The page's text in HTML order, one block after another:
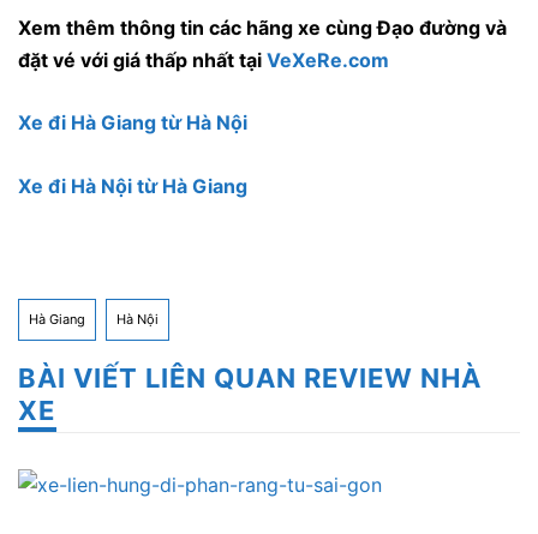
Xem thêm thông tin các hãng xe cùng Đạo đường và
đặt vé với giá thấp nhất tại VeXeRe.com
Xe đi Hà Giang từ Hà Nội
Xe đi Hà Nội từ Hà Giang
Hà Giang Hà Nội
BÀI VIẾT LIÊN QUAN REVIEW NHÀ
XE